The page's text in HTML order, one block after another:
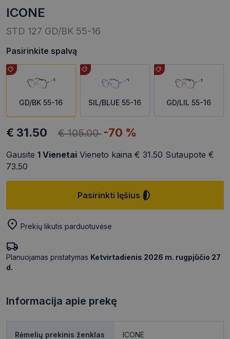
ICONE
STD 127 GD/BK 55-16
Pasirinkite spalvą
GD/BK 55-16 SIL/BLUE 55-16 GD/LIL 55-16
€ 31.50 € 105.00 -70 %
Gausite 1 Vienetai Vieneto kaina € 31.50 Sutaupote €
73.50
Pasirinkti lęšius
Prekių likutis parduotuvėse
Planuojamas pristatymas Ketvirtadienis 2026 m. rugpjūčio 27
d.
Informacija apie prekę
Rėmelių prekinis ženklas ICONE